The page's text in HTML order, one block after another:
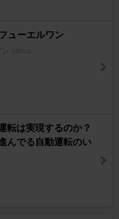
ューエルワン
[W210]
転は実現するのか？
んでる自動運転のい